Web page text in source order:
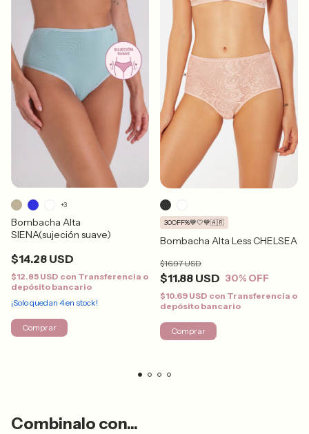
Bombacha Alta
SIENA(sujeción suave)
$14.28 USD
$12.85 USD con Transferencia o
depósito bancario
¡Solo quedan 4en stock!
+3
Comprar
Bombacha Alta Less CHELSEA
$11.88 USD
$16.97 USD
30% OFF
30OFF%💙🤍💙🇦🇷
$10.69 USD con Transferencia o
depósito bancario
Comprar
Combinalo con...